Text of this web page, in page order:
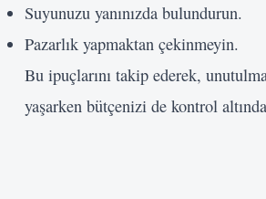
Suyunuzu yanınızda bulundurun.
Pazarlık yapmaktan çekinmeyin.
Bu ipuçlarını takip ederek,
yaşarken bütçenizi de kontrol